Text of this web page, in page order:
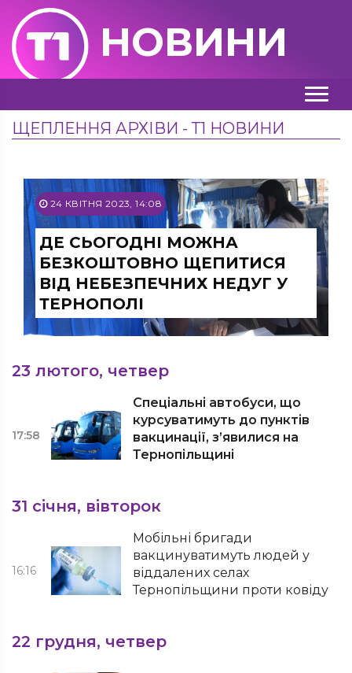
НОВИНИ
ЩЕПЛЕННЯ АРХІВИ - Т1 НОВИНИ
24 КВІТНЯ 2023, 14:08
ДЕ СЬОГОДНІ МОЖНА
БЕЗКОШТОВНО ЩЕПИТИСЯ
ВІД НЕБЕЗПЕЧНИХ НЕДУГ У
ТЕРНОПОЛІ
23 лютого, четвер
17:58
Спеціальні автобуси, що
курсуватимуть до пунктів
вакцинації, з’явилися на
Тернопільщині
31 січня, вівторок
16:16
Мобільні бригади
вакцинуватимуть людей у
віддалених селах
Тернопільщини проти ковіду
22 грудня, четвер